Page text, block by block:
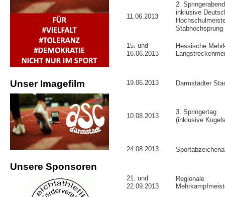
Unser Imagefilm
Unsere Sponsoren
11.06.2013
2. Springerabend
inklusive
Stabhochsprung
15. und
16.06.2013
Hessische
19.06.2013 Darmstädter
10.08.2013
3. Springertag
(inklusive
24.08.2013
21. und
22.09.2013
Regionale